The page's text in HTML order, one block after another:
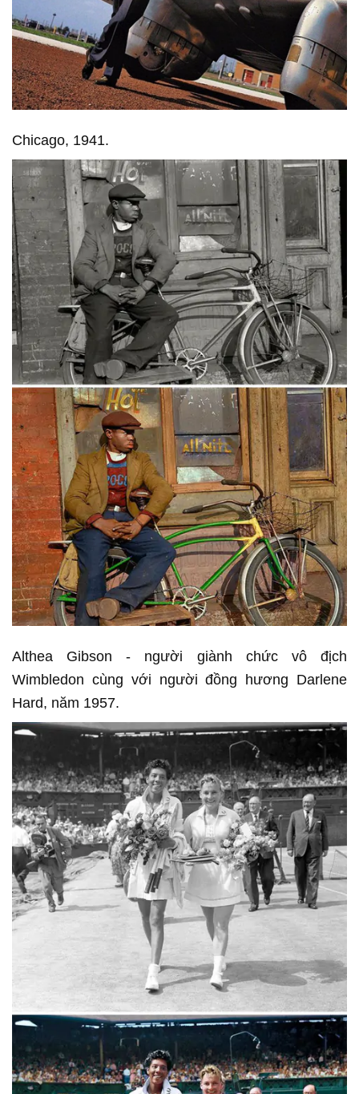
Chicago, 1941.
Althea Gibson - người giành chức vô địch
Wimbledon cùng với người đồng hương Darlene
Hard, năm 1957.